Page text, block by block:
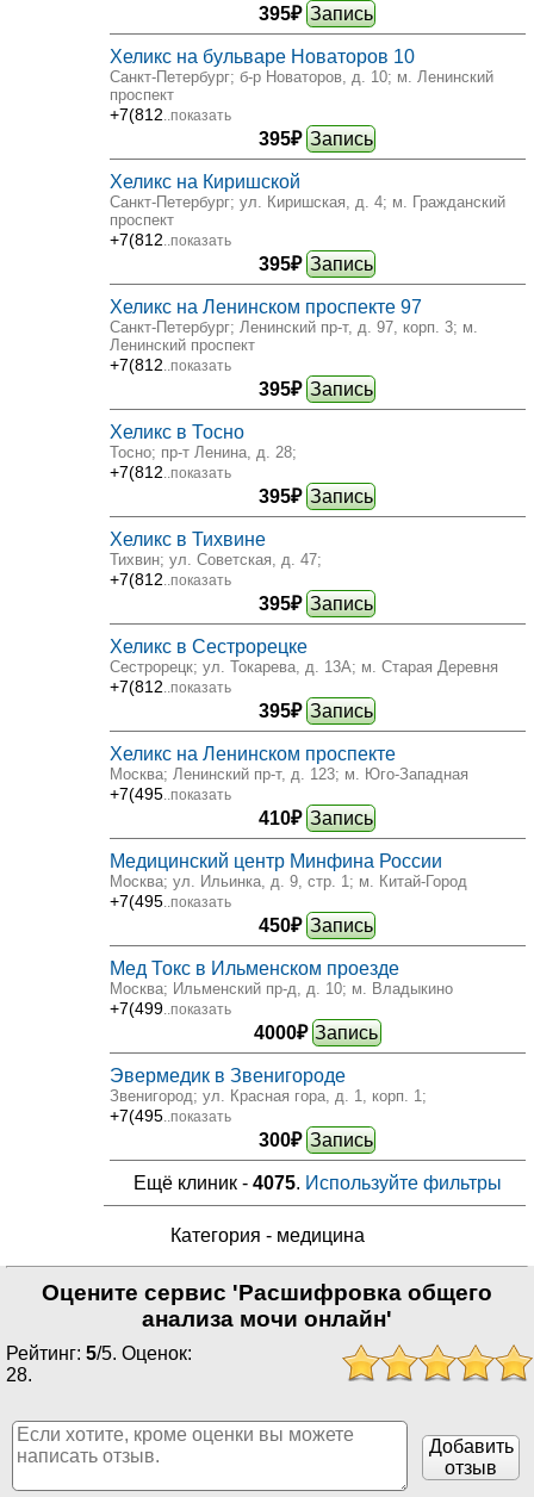
395₽ Запись
Хеликс на бульваре Новаторов 10
Санкт-Петербург; б-р Новаторов, д. 10; м. Ленинский
проспект
+7(812 ..показать
395₽ Запись
Хеликс на Киришской
Санкт-Петербург; ул. Киришская, д. 4; м. Гражданский
проспект
+7(812 ..показать
395₽ Запись
Хеликс на Ленинском проспекте 97
Санкт-Петербург; Ленинский пр-т, д. 97, корп. 3; м.
Ленинский проспект
+7(812 ..показать
395₽ Запись
Хеликс в Тосно
Тосно; пр-т Ленина, д. 28;
+7(812 ..показать
395₽ Запись
Хеликс в Тихвине
Тихвин; ул. Советская, д. 47;
+7(812 ..показать
395₽ Запись
Хеликс в Сестрорецке
Сестрорецк; ул. Токарева, д. 13А; м. Старая Деревня
+7(812 ..показать
395₽ Запись
Хеликс на Ленинском проспекте
Москва; Ленинский пр-т, д. 123; м. Юго-Западная
+7(495..показать
410₽ Запись
Медицинский центр Минфина России
Москва; ул. Ильинка, д. 9, стр. 1 ; м. Китай-Город
+7(495..показать
450₽ Запись
Мед Токс в Ильменском проезде
Москва; Ильменский пр-д, д. 10; м. Владыкино
+7(499..показать
4000₽ Запись
Эвермедик в Звенигороде
Звенигород; ул. Красная гора, д. 1, корп. 1 ;
+7(495..показать
300₽ Запись
Ещё клиник - 4075. Используйте фильтры
Категория - медицина
Оцените сервис 'Расшифровка общего
анализа мочи онлайн'
Рейтинг: 5/5. Оценок:
28.
Добавить
отзыв